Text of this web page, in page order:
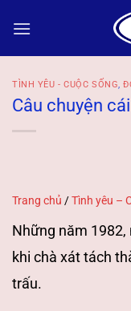
qua
TÌNH YÊU - CUỘC SỐNG,
Câu chuyện
Trang chủ /Tình yêu –
Những năm 1982,
khi chà xát tách
trấu.